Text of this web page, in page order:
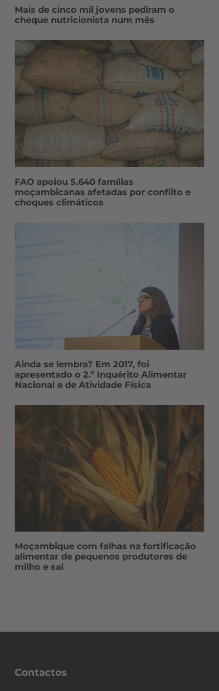
Mais de cinco mil jovens pediram o
cheque nutricionista num mês
FAO apoiou 5.640 famílias
moçambicanas afetadas por conflito e
choques climáticos
Ainda se lembra? Em 2017, foi
apresentado o 2.º Inquérito Alimentar
Nacional e de Atividade Física
Moçambique com falhas na fortificação
alimentar de pequenos produtores de
milho e sal
Contactos